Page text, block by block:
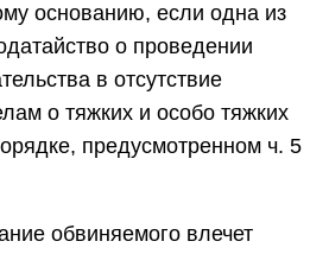
основанию, если одна из
о проведении
в отсутствие
о тяжких и особо тяжких
предусмотренном ч. 5
обвиняемого влечет